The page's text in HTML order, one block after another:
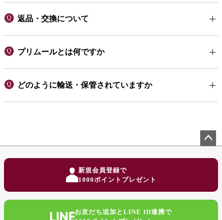
返品・交換について
プリムールとは何ですか
どのように輸送・保管されていますか
新規会員登録で
1000ポイントプレゼント
お友だち追加とLINE ID連携で